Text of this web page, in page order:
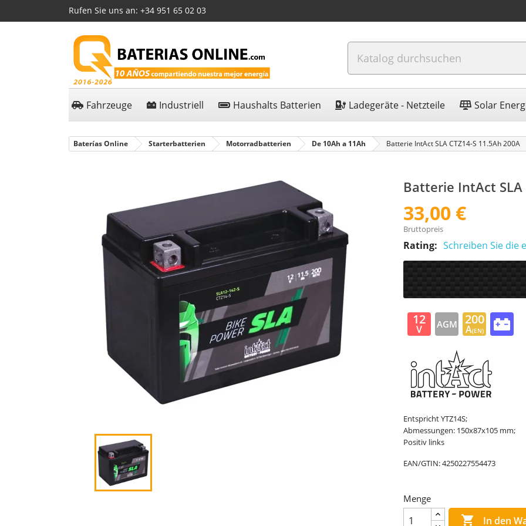
Rufen Sie uns an: +34 951 65 02 03
Fahrzeuge Industriell Haushalts Batterien Ladegeräte - Netzteile Solar
Baterías Online Starterbatterien Motorradbatterien De 10Ah a 11Ah Batterie IntAct SLA CTZ14-S 11.5Ah 200A
Batterie IntAct SLA
33,00 €
Bruttopreis
Rating: Schreiben Sie die
12
V AGM 200
A(EN)
Entspricht YTZ14S;
Abmessungen: 150x87x105 mm;
Positiv links
EAN/GTIN:4250227554473
Menge
 In den